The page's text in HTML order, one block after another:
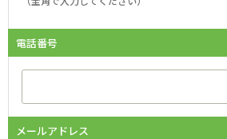
電話番号
メールアドレス